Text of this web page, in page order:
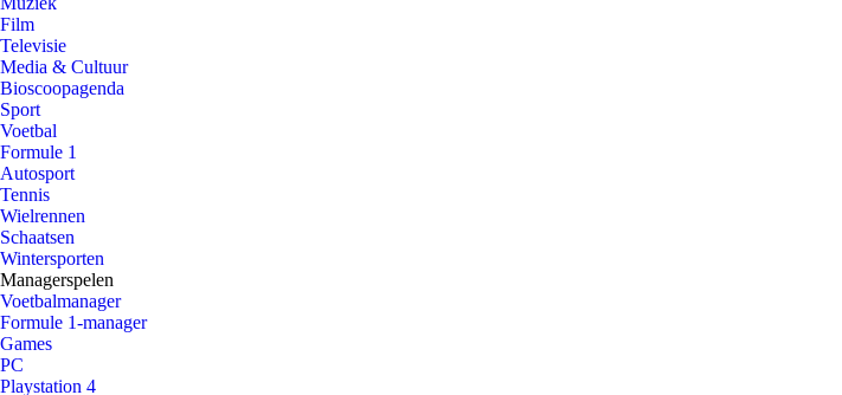
Film
Televisie
Media & Cultuur
Bioscoopagenda
Sport
Voetbal
Formule 1
Autosport
Tennis
Wielrennen
Schaatsen
Wintersporten
Managerspelen
Voetbalmanager
Formule 1-manager
Games
PC
Playstation 4